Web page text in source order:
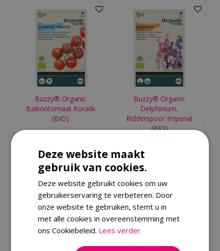
Buzzy® Organic
Balkontomaat Koralik
(BIO)
Bestellen
Buzzy® Organic
Delphinium,
Ridderspoor Imperial
(BIO)
Deze website maakt
gebruik van cookies.
Deze website gebruikt cookies om uw
gebruikerservaring te verbeteren. Door
onze website te gebruiken, stemt u in
met alle cookies in overeenstemming met
ons Cookiebeleid. Lees verder